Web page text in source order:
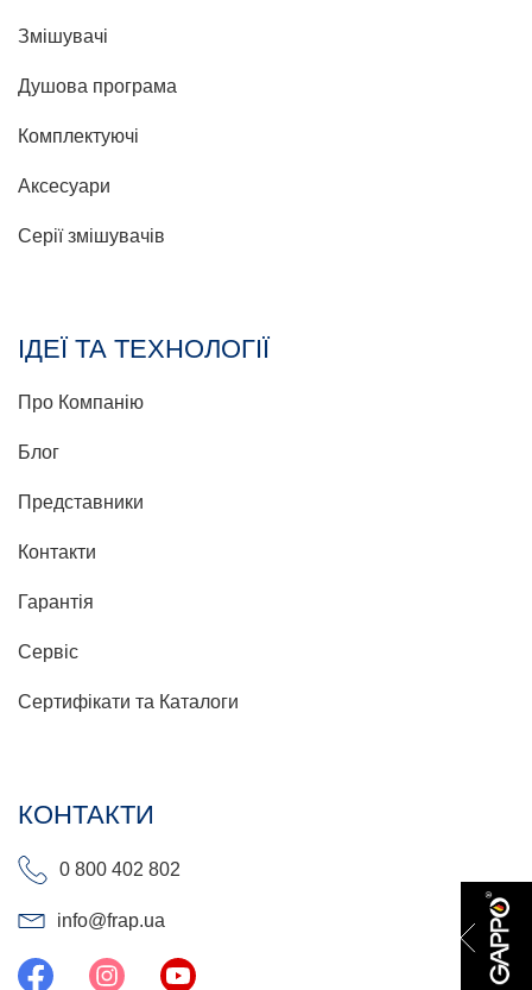
Змішувачі
Душова програма
Комплектуючі
Аксесуари
Серії змішувачів
ІДЕЇ ТА ТЕХНОЛОГІЇ
Про Компанію
Блог
Представники
Контакти
Гарантія
Сервіс
Сертифікати та Каталоги
КОНТАКТИ
0 800 402 802
info@frap.ua